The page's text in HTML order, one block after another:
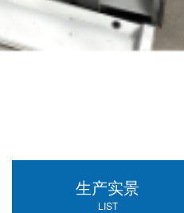
生产实景
LIST